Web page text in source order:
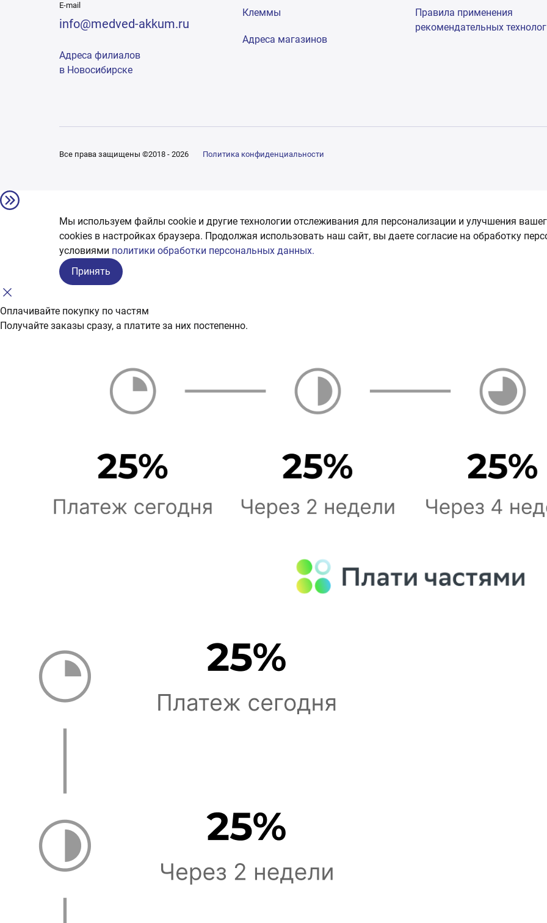
E-mail
info@medved-akkum.ru
Адреса филиалов
в Новосибирске
Клеммы
Адреса магазинов
Правила применения
рекомендательных
Все права защищены ©2018 - 2026 Политика конфиденциальности
Мы используем файлы cookie и другие технологии отслеживания для персонализации и улучшения
сookies в настройках браузера. Продолжая использовать наш сайт, вы даете согласие на обработку
условиями политики обработки персональных данных.
Принять
Оплачивайте покупку по частям
Получайте заказы сразу, а платите за них постепенно.